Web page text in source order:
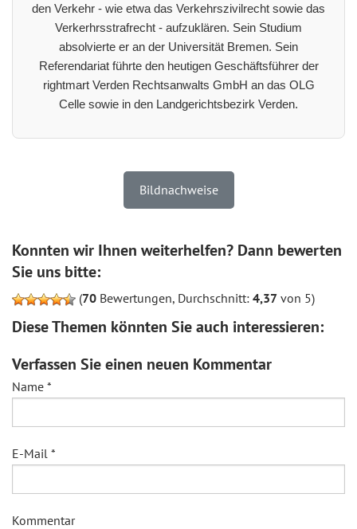
den Verkehr - wie etwa das Verkehrszivilrecht sowie das
Verkerhrsstrafrecht - aufzuklären. Sein Studium
absolvierte er an der Universität Bremen. Sein
Referendariat führte den heutigen Geschäftsführer der
rightmart Verden Rechtsanwalts GmbH an das OLG
Celle sowie in den Landgerichtsbezirk Verden.
Bildnachweise
Konnten wir Ihnen weiterhelfen? Dann bewerten
Sie uns bitte:
(70 Bewertungen, Durchschnitt: 4,37 von 5)
Diese Themen könnten Sie auch interessieren:
Verfassen Sie einen neuen Kommentar
Name *
E-Mail *
Kommentar